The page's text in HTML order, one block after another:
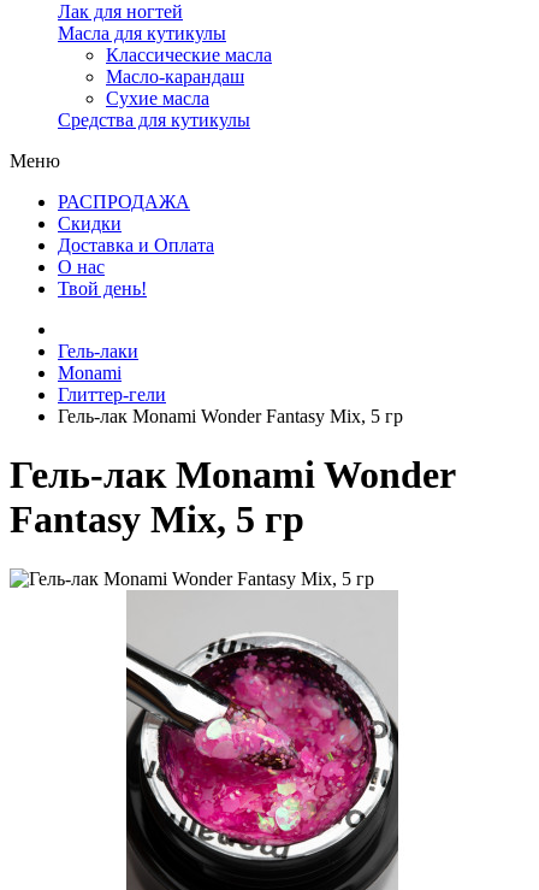
Лак для ногтей
Масла для кутикулы
Классические масла
Масло-карандаш
Сухие масла
Средства для кутикулы
Меню
РАСПРОДАЖА
Скидки
Доставка и Оплата
О нас
Твой день!
Гель-лаки
Monami
Глиттер-гели
Гель-лак Monami Wonder Fantasy Mix, 5 гр
Гель-лак Monami Wonder
Fantasy Mix, 5 гр